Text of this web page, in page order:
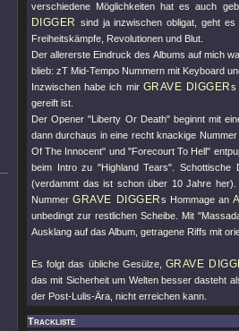
verschiedene Möglichkeiten hat es auch
DIGGER sind ja inzwischen obligat, geht
Freiheitskämpfe, Revolutionen und Blut.
Der allererste Eindruck des Albums auf mich
blieb: zT Mid-Tempo Nummern mit Keyboard
Inzwischen habe ich mir GRAVE DIGGERs
gereift ist.
Der Opener"Liberty Or Death"beginnt mit
dann durchaus in eine recht knackige
Of The Innocent" und "Forecourt To Hell"
beim Intro zu "Highland Tears" .
(verdammt das ist schon über 10 Jahre
NummerGRAVE DIGGERs Hommage an
unbedingt zur restlichen Scheibe. Mit
Ausklang auf das Album, getragene Riffs mit
Es folgt das übliche Gesülze, GRAVE
das mit Sicherheit um Welten besser dasteht
der Post-Lulis-Ära, nicht erreichen kann.
Trackliste